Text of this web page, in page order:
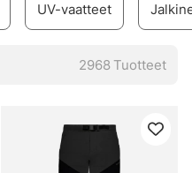
UV-vaatteet
2968 Tuotteet